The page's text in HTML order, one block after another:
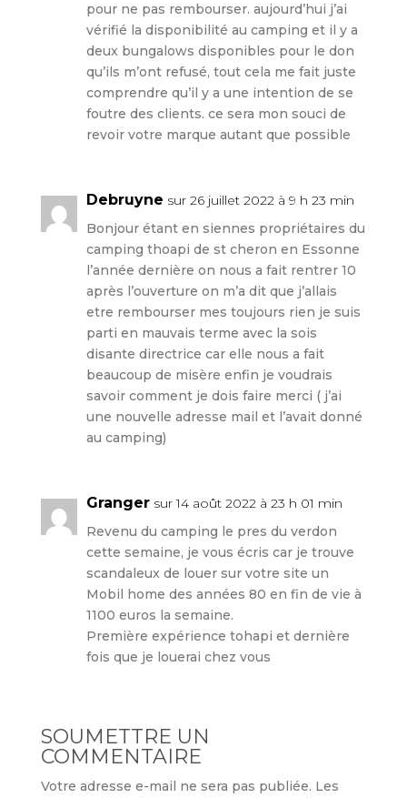
pour ne pas rembourser. aujourd’hui j’ai
vérifié la disponibilité au camping et il y a
deux bungalows disponibles pour le don
qu’ils m’ont refusé, tout cela me fait juste
comprendre qu’il y a une intention de se
foutre des clients. ce sera mon souci de
revoir votre marque autant que possible
Debruyne sur 26 juillet 2022 à 9 h 23 min
Bonjour étant en siennes propriétaires du
camping thoapi de st cheron en Essonne
l’année dernière on nous a fait rentrer 10
après l’ouverture on m’a dit que j’allais
etre rembourser mes toujours rien je suis
parti en mauvais terme avec la sois
disante directrice car elle nous a fait
beaucoup de misère enfin je voudrais
savoir comment je dois faire merci ( j’ai
une nouvelle adresse mail et l’avait donné
au camping)
Granger sur 14 août 2022 à 23 h 01 min
Revenu du camping le pres du verdon
cette semaine, je vous écris car je trouve
scandaleux de louer sur votre site un
Mobil home des années 80 en fin de vie à
1100 euros la semaine.
Première expérience tohapi et dernière
fois que je louerai chez vous
SOUMETTRE UN
COMMENTAIRE
Votre adresse e-mail ne sera pas publiée. Les